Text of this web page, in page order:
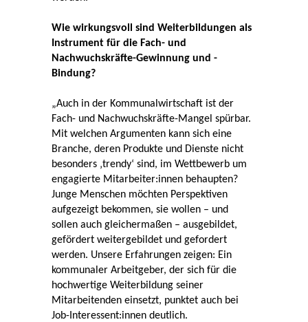
Wie wirkungsvoll sind Weiterbildungen als
Instrument für die Fach- und
Nachwuchskräfte-Gewinnung und -
Bindung?
„Auch in der Kommunalwirtschaft ist der
Fach- und Nachwuchskräfte-Mangel spürbar.
Mit welchen Argumenten kann sich eine
Branche, deren Produkte und Dienste nicht
besonders ‚trendy‘ sind, im Wettbewerb um
engagierte Mitarbeiter:innen behaupten?
Junge Menschen möchten Perspektiven
aufgezeigt bekommen, sie wollen – und
sollen auch gleichermaßen – ausgebildet,
gefördert weitergebildet und gefordert
werden. Unsere Erfahrungen zeigen: Ein
kommunaler Arbeitgeber, der sich für die
hochwertige Weiterbildung seiner
Mitarbeitenden einsetzt, punktet auch bei
Job-Interessent:innen deutlich.